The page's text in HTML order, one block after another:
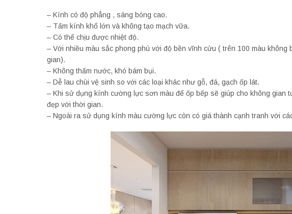
– Kính có độ phẳng , sáng bóng cao.
– Tấm kính khổ lớn và không tạo mạch vữa.
– Có thể chịu được nhiệt độ.
– Với nhiều màu sắc phong phú với độ bền vĩnh cửu ( trên 100 màu không
gian).
– Không thấm nước, khó bám bụi.
– Dễ lau chùi vệ sinh so với các loại khác như gỗ, đá, gạch ốp lát.
– Khi sử dụng kính cường lực sơn màu để ốp bếp sẽ giúp cho không gian
đẹp với thời gian.
– Ngoài ra sử dụng kính màu cường lực còn có giá thành cạnh tranh với